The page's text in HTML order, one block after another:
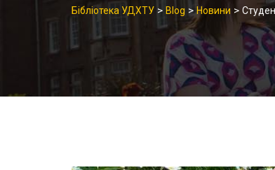
Бібліотека УДХТУ > Blog >Новини >